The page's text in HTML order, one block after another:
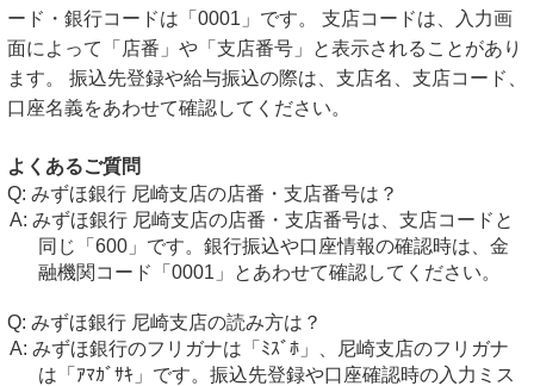
ード・銀行コードは「0001」です。 支店コードは、入力画
面によって「店番」や「支店番号」と表示されることがあり
ます。 振込先登録や給与振込の際は、支店名、支店コード、
口座名義をあわせて確認してください。
よくあるご質問
みずほ銀行 尼崎支店の店番・支店番号は？
みずほ銀行 尼崎支店の店番・支店番号は、支店コードと
同じ「600」です。銀行振込や口座情報の確認時は、金
融機関コード「0001」とあわせて確認してください。
みずほ銀行 尼崎支店の読み方は？
みずほ銀行のフリガナは「ﾐｽﾞﾎ」、尼崎支店のフリガナ
は「ｱﾏｶﾞｻｷ」です。振込先登録や口座確認時の入力ミス